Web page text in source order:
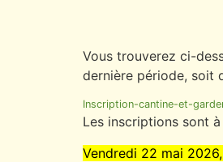
Vous trouverez ci-
dernière période, soit
Inscription-cantine-et-
Les inscriptions sont
Vendredi 22 mai